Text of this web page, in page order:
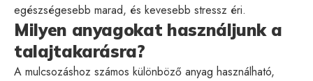
egészségesebb marad, és kevesebb stressz éri.
Milyen anyagokat használjunk a
talajtakarásra?
A mulcsozáshoz számos különböző anyag használható,